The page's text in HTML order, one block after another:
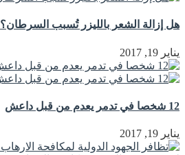
هل إزالة الشعر بالليزر تُسبب السرطان؟
يناير 19, 2017
12 شخصا في تدمر يعدم من قبل داعش
يناير 19, 2017